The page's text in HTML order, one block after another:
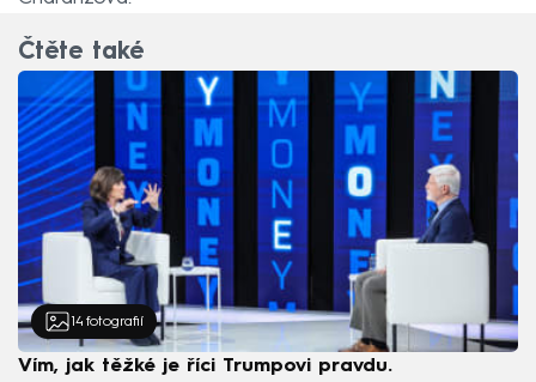
Čtěte také
14 fotografií
Vím, jak těžké je říci Trumpovi pravdu.